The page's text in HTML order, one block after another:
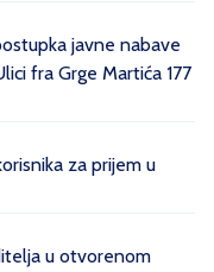
javne nabave
fra Grge Martića 177
za prijem u
u otvorenom